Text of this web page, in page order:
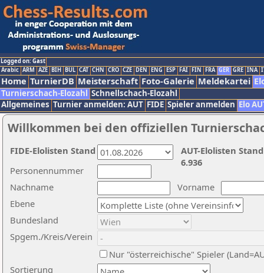
Logged on: Gast
Arabic ARM AZE BIH BUL CAT CHN CRO CZE DEN ENG ESP FAI FIN FRA GER GRE INA
Home TurnierDB Meisterschaft Foto-Galerie Meldekartei
Turnierschach-Elozahl Schnellschach-Elozahl
Allgemeines Turnier anmelden: AUT FIDE Spieler anmelden Elo
Willkommen bei den offiziellen
Nachname
Vorname
Ebene
Sortierung
Personennummer
Bundesland
Spgem./Kreis/Verein
Nur "österreichische" Spieler
AUT-Elolisten
6.936
FIDE-Elolisten Stand